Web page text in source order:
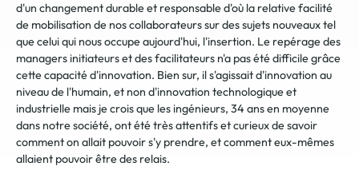
d'un changement durable et responsable d'où la relative facilité
de mobilisation de nos collaborateurs sur des sujets nouveaux tel
que celui qui nous occupe aujourd'hui, l'insertion. Le repérage des
managers initiateurs et des facilitateurs n'a pas été difficile grâce
cette capacité d'innovation. Bien sur, il s'agissait d'innovation au
niveau de l'humain, et non d'innovation technologique et
industrielle mais je crois que les ingénieurs, 34 ans en moyenne
dans notre société, ont été très attentifs et curieux de savoir
comment on allait pouvoir s'y prendre, et comment eux-mêmes
allaient pouvoir être des relais.